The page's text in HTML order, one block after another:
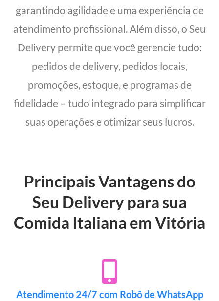
garantindo agilidade e uma experiência de
atendimento profissional. Além disso, o Seu
Delivery permite que você gerencie tudo:
pedidos de delivery, pedidos locais,
promoções, estoque, e programas de
fidelidade – tudo integrado para simplificar
suas operações e otimizar seus lucros.
Principais Vantagens do
Seu Delivery para sua
Comida Italiana em Vitória
Atendimento 24/7 com Robô de WhatsApp